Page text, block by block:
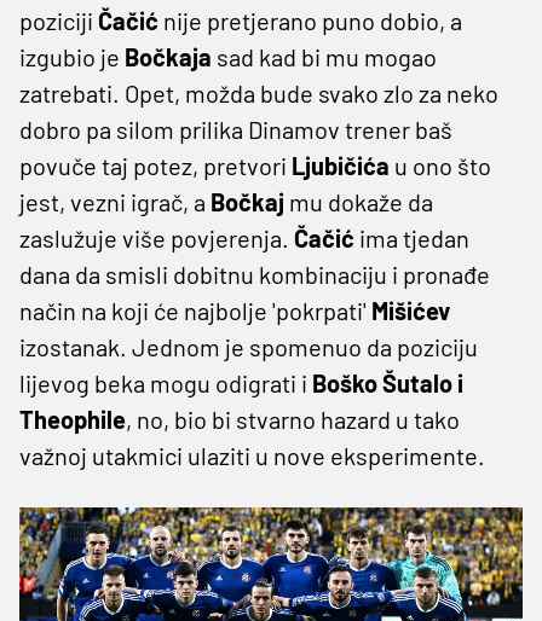
poziciji Čačić nije pretjerano puno dobio, a
izgubio je Bočkaja sad kad bi mu mogao
zatrebati. Opet, možda bude svako zlo za neko
dobro pa silom prilika Dinamov trener baš
povuče taj potez, pretvori Ljubičića u ono što
jest, vezni igrač, a Bočkaj mu dokaže da
zaslužuje više povjerenja. Čačić ima tjedan
dana da smisli dobitnu kombinaciju i pronađe
način na koji će najbolje 'pokrpati' Mišićev
izostanak. Jednom je spomenuo da poziciju
lijevog beka mogu odigrati i Boško Šutalo i
Theophile, no, bio bi stvarno hazard u tako
važnoj utakmici ulaziti u nove eksperimente.